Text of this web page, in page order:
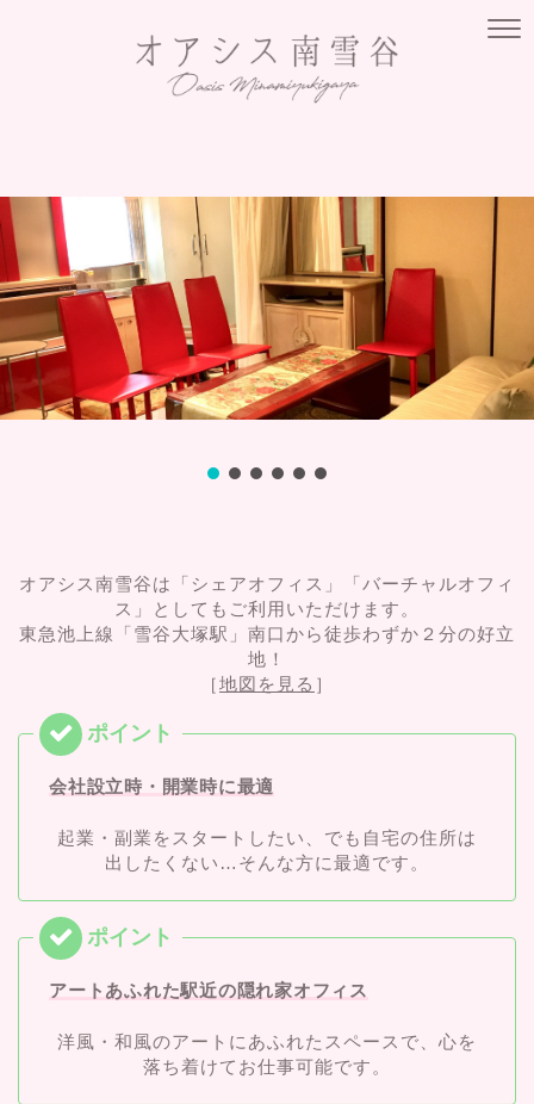
オアシス南雪谷は「シェアオフィス」「バーチャルオフィ
ス」としてもご利用いただけます。
東急池上線「雪谷大塚駅」南口から徒歩わずか２分の好立
地！
［地図を見る ］
会社設立時・開業時に最適
起業・副業をスタートしたい、でも自宅の住所は
出したくない…そんな方に最適です。
アートあふれた駅近の隠れ家オフィス
洋風・和風のアートにあふれたスペースで、心を
落ち着けてお仕事可能です。